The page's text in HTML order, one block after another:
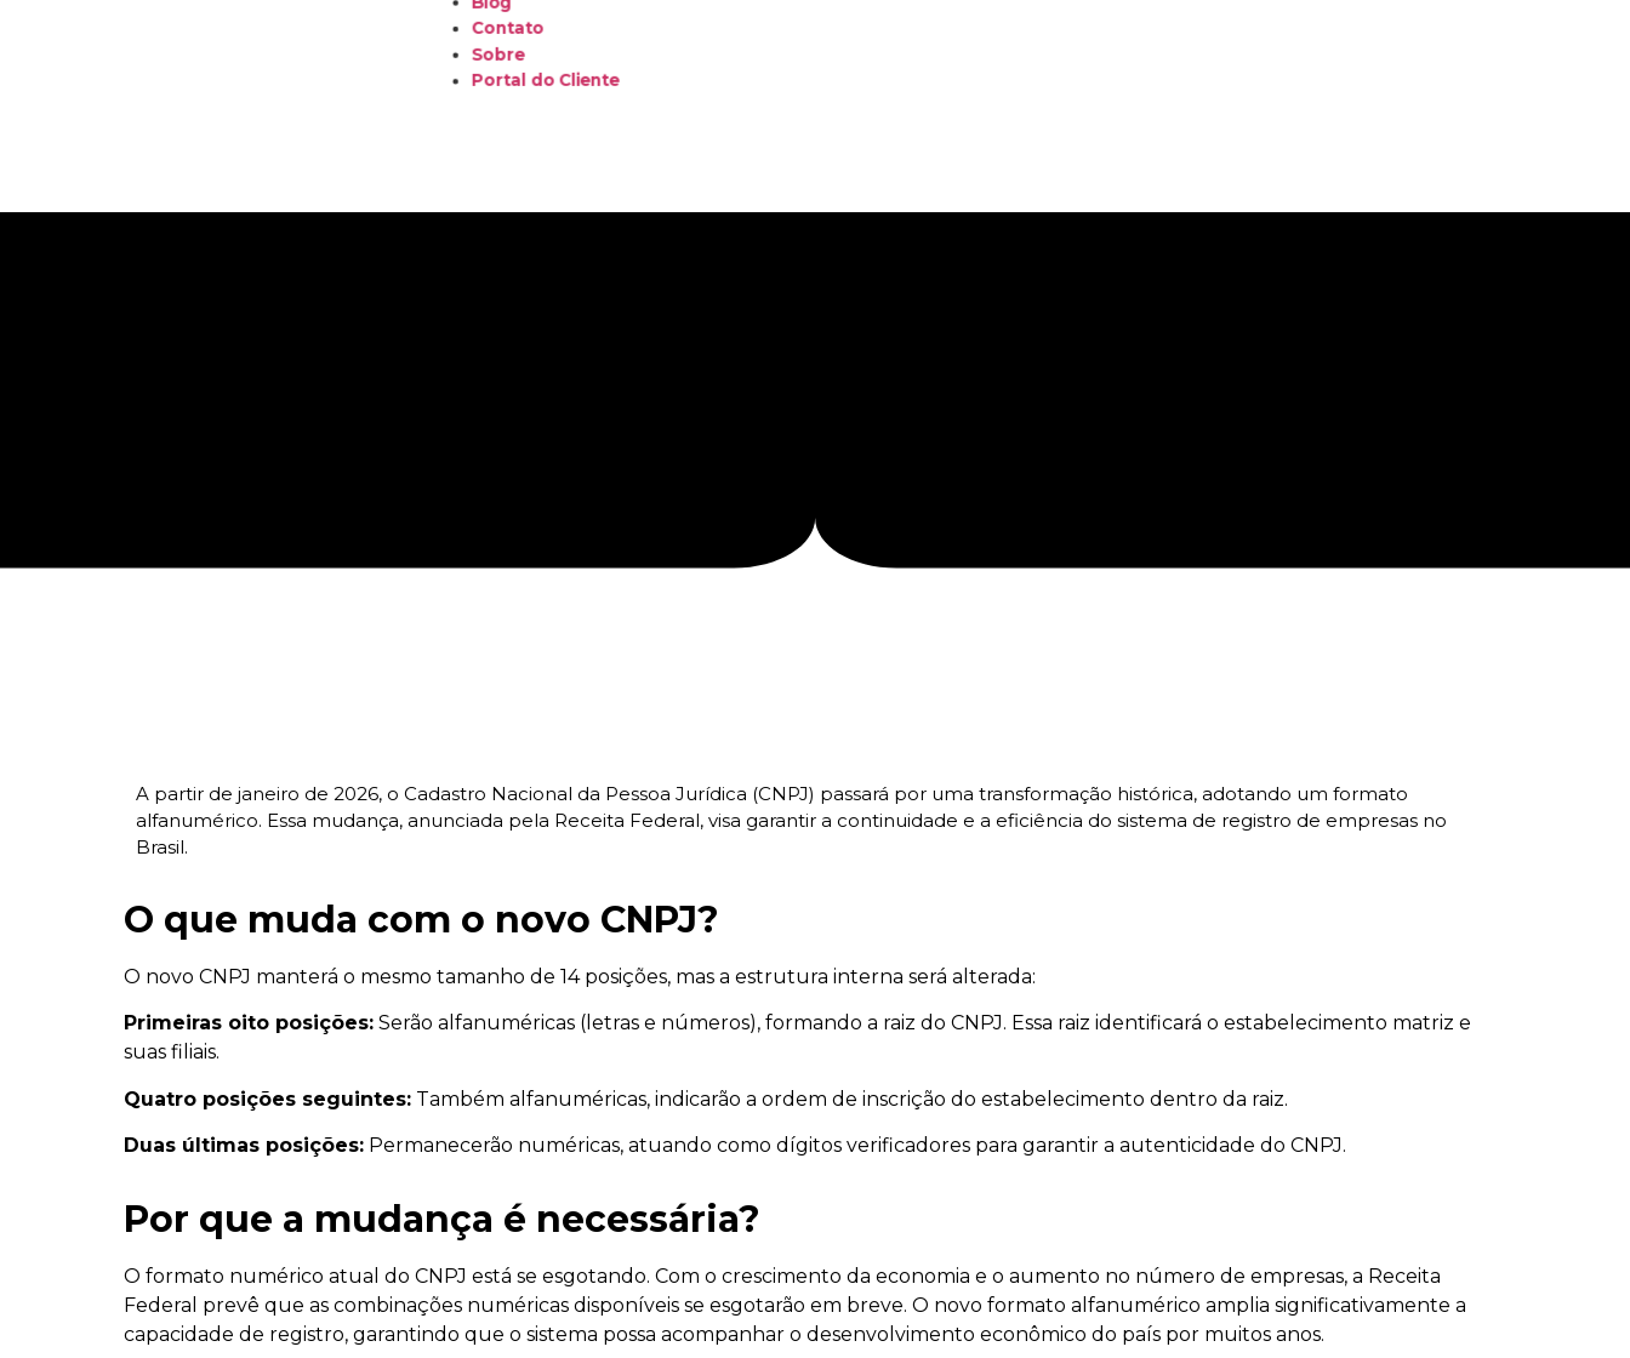
Contato
Sobre
Portal do Cliente
A partir de janeiro de 2026, o Cadastro Nacional da Pessoa Jurídica (CNPJ) passará por uma transformação histórica, adotando um formato
alfanumérico. Essa mudança, anunciada pela Receita Federal, visa garantir a continuidade e a eficiência do sistema de registro de empresas no
Brasil.
O que muda com o novo CNPJ?
O novo CNPJ manterá o mesmo tamanho de 14 posições, mas a estrutura interna será alterada:
Primeiras oito posições: Serão alfanuméricas (letras e números), formando a raiz do CNPJ. Essa raiz identificará o estabelecimento matriz e
suas filiais.
Quatro posições seguintes: Também alfanuméricas, indicarão a ordem de inscrição do estabelecimento dentro da raiz.
Duas últimas posições: Permanecerão numéricas, atuando como dígitos verificadores para garantir a autenticidade do CNPJ.
Por que a mudança é necessária?
O formato numérico atual do CNPJ está se esgotando. Com o crescimento da economia e o aumento no número de empresas, a Receita
Federal prevê que as combinações numéricas disponíveis se esgotarão em breve. O novo formato alfanumérico amplia significativamente a
capacidade de registro, garantindo que o sistema possa acompanhar o desenvolvimento econômico do país por muitos anos.